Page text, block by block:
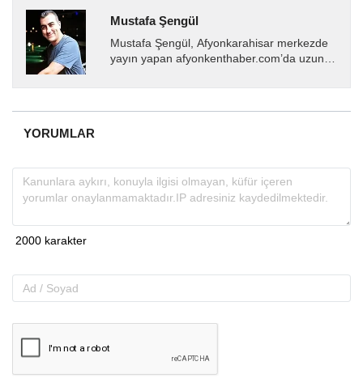
Mustafa Şengül
Mustafa Şengül, Afyonkarahisar merkezde
yayın yapan afyonkenthaber.com’da uzun
almakta, haber akışı...
YORUMLAR